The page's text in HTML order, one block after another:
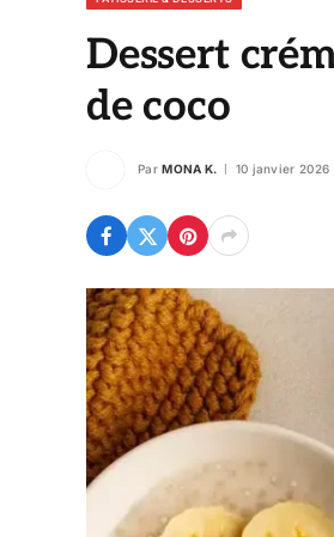
Dessert
de coco
Par MONA K. 10 janvier 2026